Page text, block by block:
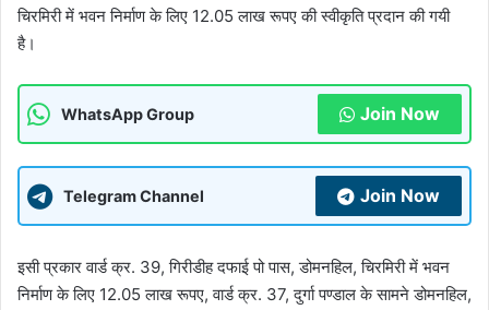
चिरमिरी में भवन निर्माण के लिए 12.05 लाख रूपए की स्वीकृति प्रदान की गयी
है।
WhatsApp Group Join Now
Telegram Channel Join Now
इसी प्रकार वार्ड क्र. 39, गिरीडीह दफाई पो पास, डोमनहिल, चिरमिरी में भवन
निर्माण के लिए 12.05 लाख रूपए, वार्ड क्र. 37, दुर्गा पण्डाल के सामने डोमनहिल,